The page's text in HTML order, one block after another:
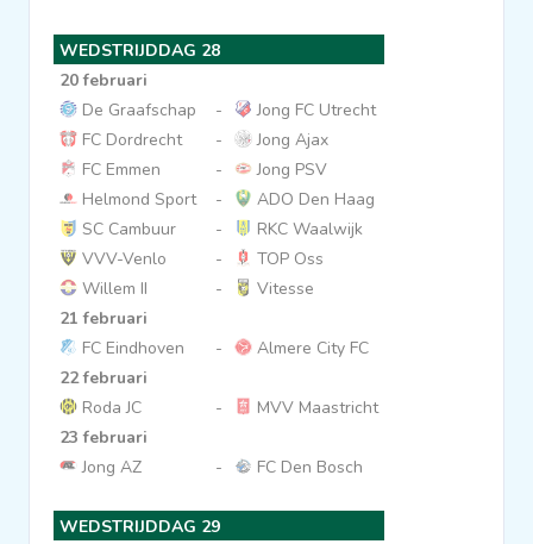
WEDSTRIJDDAG 28
20 februari
De Graafschap
-
Jong FC Utrecht
FC Dordrecht
-
Jong Ajax
FC Emmen
-
Jong PSV
Helmond Sport
-
ADO Den Haag
SC Cambuur
-
RKC Waalwijk
VVV-Venlo
-
TOP Oss
Willem II
-
Vitesse
21 februari
FC Eindhoven
-
Almere City FC
22 februari
Roda JC
-
MVV Maastricht
23 februari
Jong AZ
- FC Den Bosch
WEDSTRIJDDAG 29